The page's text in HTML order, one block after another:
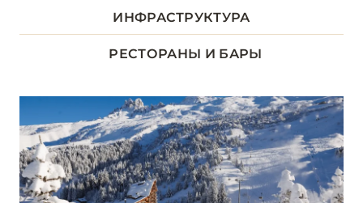
ИЛЬ-ДЕ-ФРАНС
КОРСИКА 2
ЛАЗУРНЫЙ БЕРЕГ 35
НОРМАНДИЯ 6
ИНФРАСТРУКТУРА
РЕСТОРАНЫ И БАРЫ